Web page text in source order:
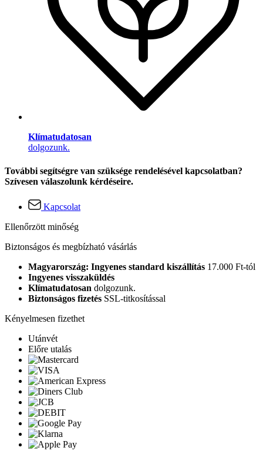
Klímatudatosan
dolgozunk.
További segítségre van szüksége rendelésével kapcsolatban?
Szívesen válaszolunk kérdéseire.
Kapcsolat
Ellenőrzött minőség
Biztonságos és megbízható vásárlás
Magyarország: Ingyenes standard kiszállítás 17.000 Ft-tól
Ingyenes visszaküldés
Klímatudatosan dolgozunk.
Biztonságos fizetés SSL-titkosítással
Kényelmesen fizethet
Utánvét
Előre utalás